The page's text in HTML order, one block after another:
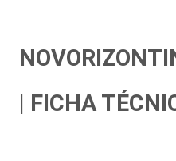
| FICHA